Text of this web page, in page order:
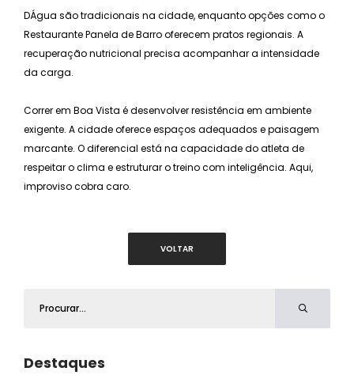
DÁgua são tradicionais na cidade, enquanto opções como o
Restaurante Panela de Barro oferecem pratos regionais. A
recuperação nutricional precisa acompanhar a intensidade
da carga.
Correr em Boa Vista é desenvolver resistência em ambiente
exigente. A cidade oferece espaços adequados e paisagem
marcante. O diferencial está na capacidade do atleta de
respeitar o clima e estruturar o treino com inteligência. Aqui,
improviso cobra caro.
VOLTAR
Destaques